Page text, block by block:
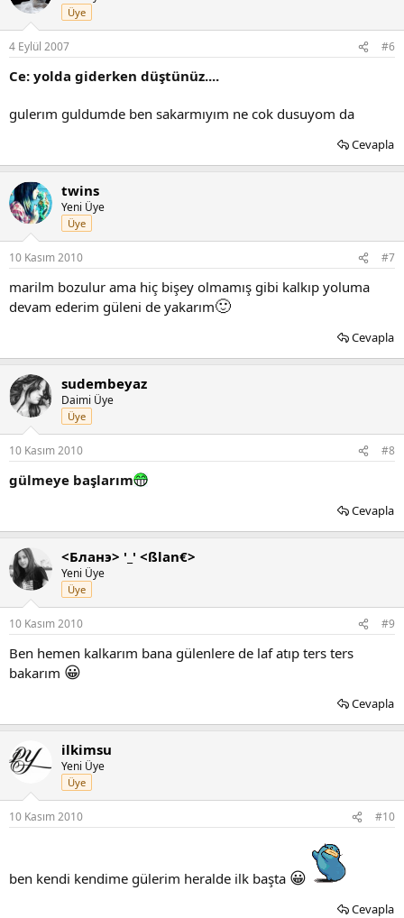
Üye
4 Eylül 2007 #6
Ce: yolda giderken düştünüz....
gulerım guldumde ben sakarmıyım ne cok dusuyom da
Cevapla
twins
Yeni Üye
Üye
10 Kasım 2010 #7
marilm bozulur ama hiç bişey olmamış gibi kalkıp yoluma
devam ederim güleni de yakarım🙂
Cevapla
sudembeyaz
Daimi Üye
Üye
10 Kasım 2010 #8
gülmeye başlarım
Cevapla
<Бланэ> '_' <ßlan€>
Yeni Üye
Üye
10 Kasım 2010 #9
Ben hemen kalkarım bana gülenlere de laf atıp ters ters
bakarım 😀
Cevapla
ilkimsu
Yeni Üye
Üye
10 Kasım 2010 #10
ben kendi kendime gülerim heralde ilk başta 😀
Cevapla